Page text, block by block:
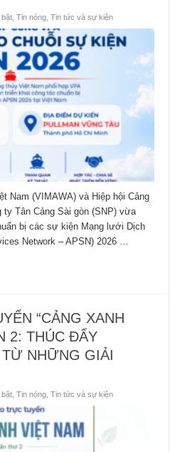
bật ,Tin nóng ,Tin tức và sự kiện
Nam (VIMAWA) và Hiệp hội Cảng
ty Tân Cảng Sài gòn (SNP) vừa
bị các sự kiện Mạng lưới Dịch
Network – APSN) 2026 …
“CẢNG XANH
2: THÚC ĐẨY
NHỮNG GIẢI
bật ,Tin nóng ,Tin tức và sự kiện